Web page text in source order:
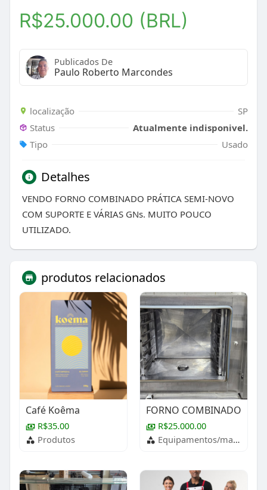
R$25.000.00 (BRL)
Publicados De
Paulo Roberto Marcondes
localização
SP
Status
Atualmente indisponivel.
Tipo
Usado
Detalhes
VENDO FORNO COMBINADO PRÁTICA SEMI-NOVO
COM SUPORTE E VÁRIAS GNs. MUITO POUCO
UTILIZADO.
produtos relacionados
Café Koêma
R$35.00
Produtos
FORNO COMBINADO
R$25.000.00
Equipamentos/maquinários